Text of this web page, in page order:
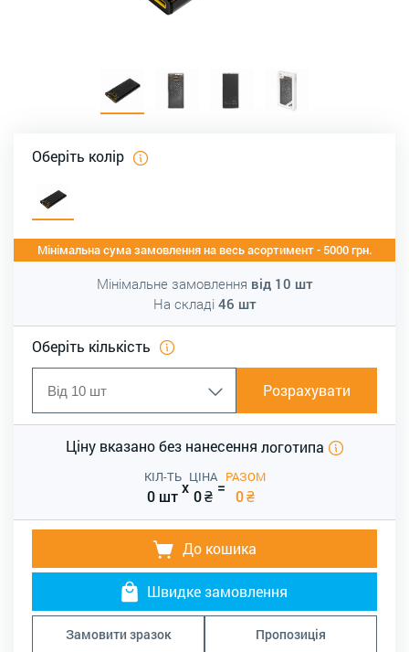
Оберіть колір
Мінімальна сума замовлення на весь асортимент - 5000 грн.
Мінімальне замовлення від 10 шт
На складі 46 шт
Оберіть кількість
Розрахувати
Ціну вказано без нанесення логотипа
КІЛ-ТЬ
0 штx
ЦІНА
0₴ =
РАЗОМ
0₴
До кошика
Швидке замовлення
Замовити зразок Пропозиція